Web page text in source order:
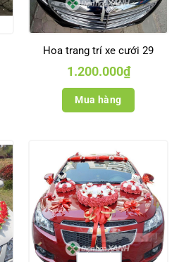
Hoa trang trí xe cưới 29
1.200.000₫
Mua hàng